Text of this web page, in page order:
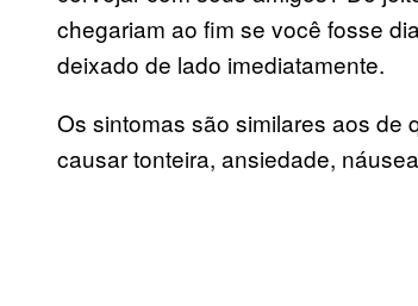
chegariam ao fim se você fosse
deixado de lado imediatamente.
Os sintomas são similares aos de
causar tonteira, ansiedade,